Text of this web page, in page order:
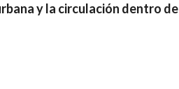
y la circulación dentro de